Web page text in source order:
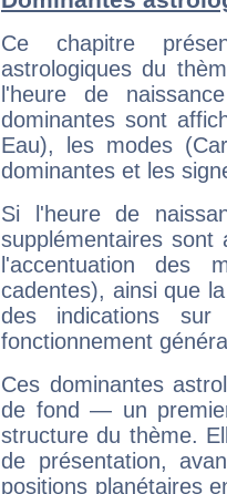
Ce chapitre
astrologiques du
l'heure de
dominantes sont
Eau), les modes
dominantes et les
Si l'heure de
supplémentaires sont
l'accentuation des
cadentes), ainsi que
des indications sur
fonctionnement
Ces dominantes
de fond — un
structure du thème.
de présentation,
positions planétaires